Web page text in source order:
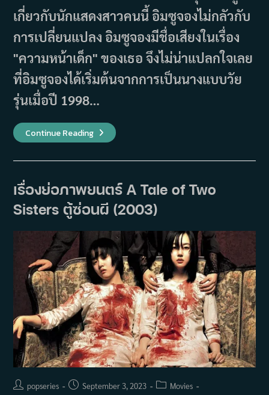
เกี่ยวกับนักแสดงสาวคนนี้ อิมซูจองไม่กลัวกับ
การเปลี่ยนแปลง อิมซูจองมีชื่อเสียงในเรื่อง
"ความหน้าเด็ก" ของเธอ จึงไม่น่าแปลกใจเลย
ที่อิมซูจองได้เริ่มต้นจากการเป็นนางแบบวัย
รุ่นเมื่อปี 1998…
Continue Reading5
เรื่อง
กับ
จอง
(Im
Soo
Jung)
เรื่องย่อภาพยนตร์ A Tale of Two
Sisters ตู้ซ่อนผี (2003)
Postpopseries
PostSeptember 3, 2023
PostMovies